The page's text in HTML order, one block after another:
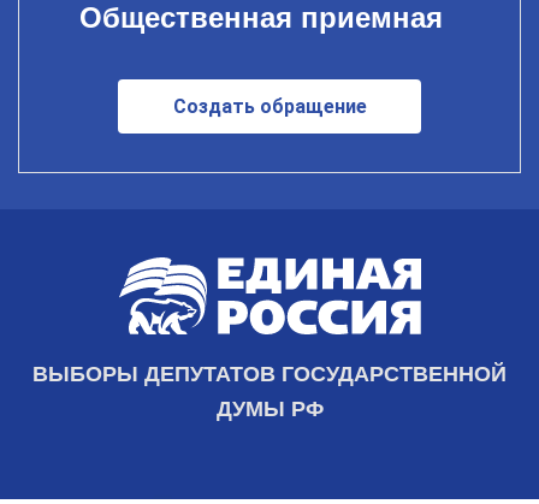
Общественная приемная
Создать обращение
ВЫБОРЫ ДЕПУТАТОВ ГОСУДАРСТВЕННОЙ
ДУМЫ РФ